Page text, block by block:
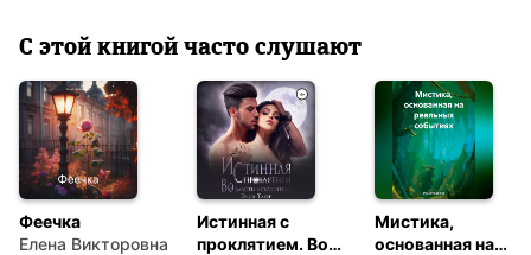
С этой книгой часто слушают
Феечка
Елена Викторовна
Истинная с
проклятием. Во
Мистика,
основанная на